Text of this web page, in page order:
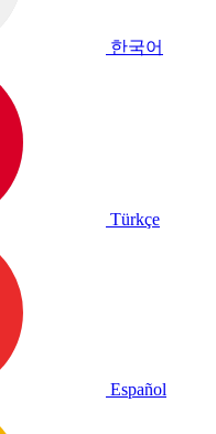
한국어
Türkçe
Español